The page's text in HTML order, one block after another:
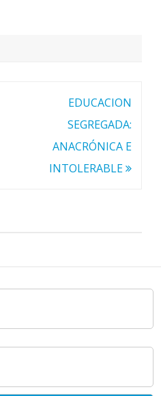
EDUCACION
SEGREGADA:
ANACRÓNICA E
INTOLERABLE